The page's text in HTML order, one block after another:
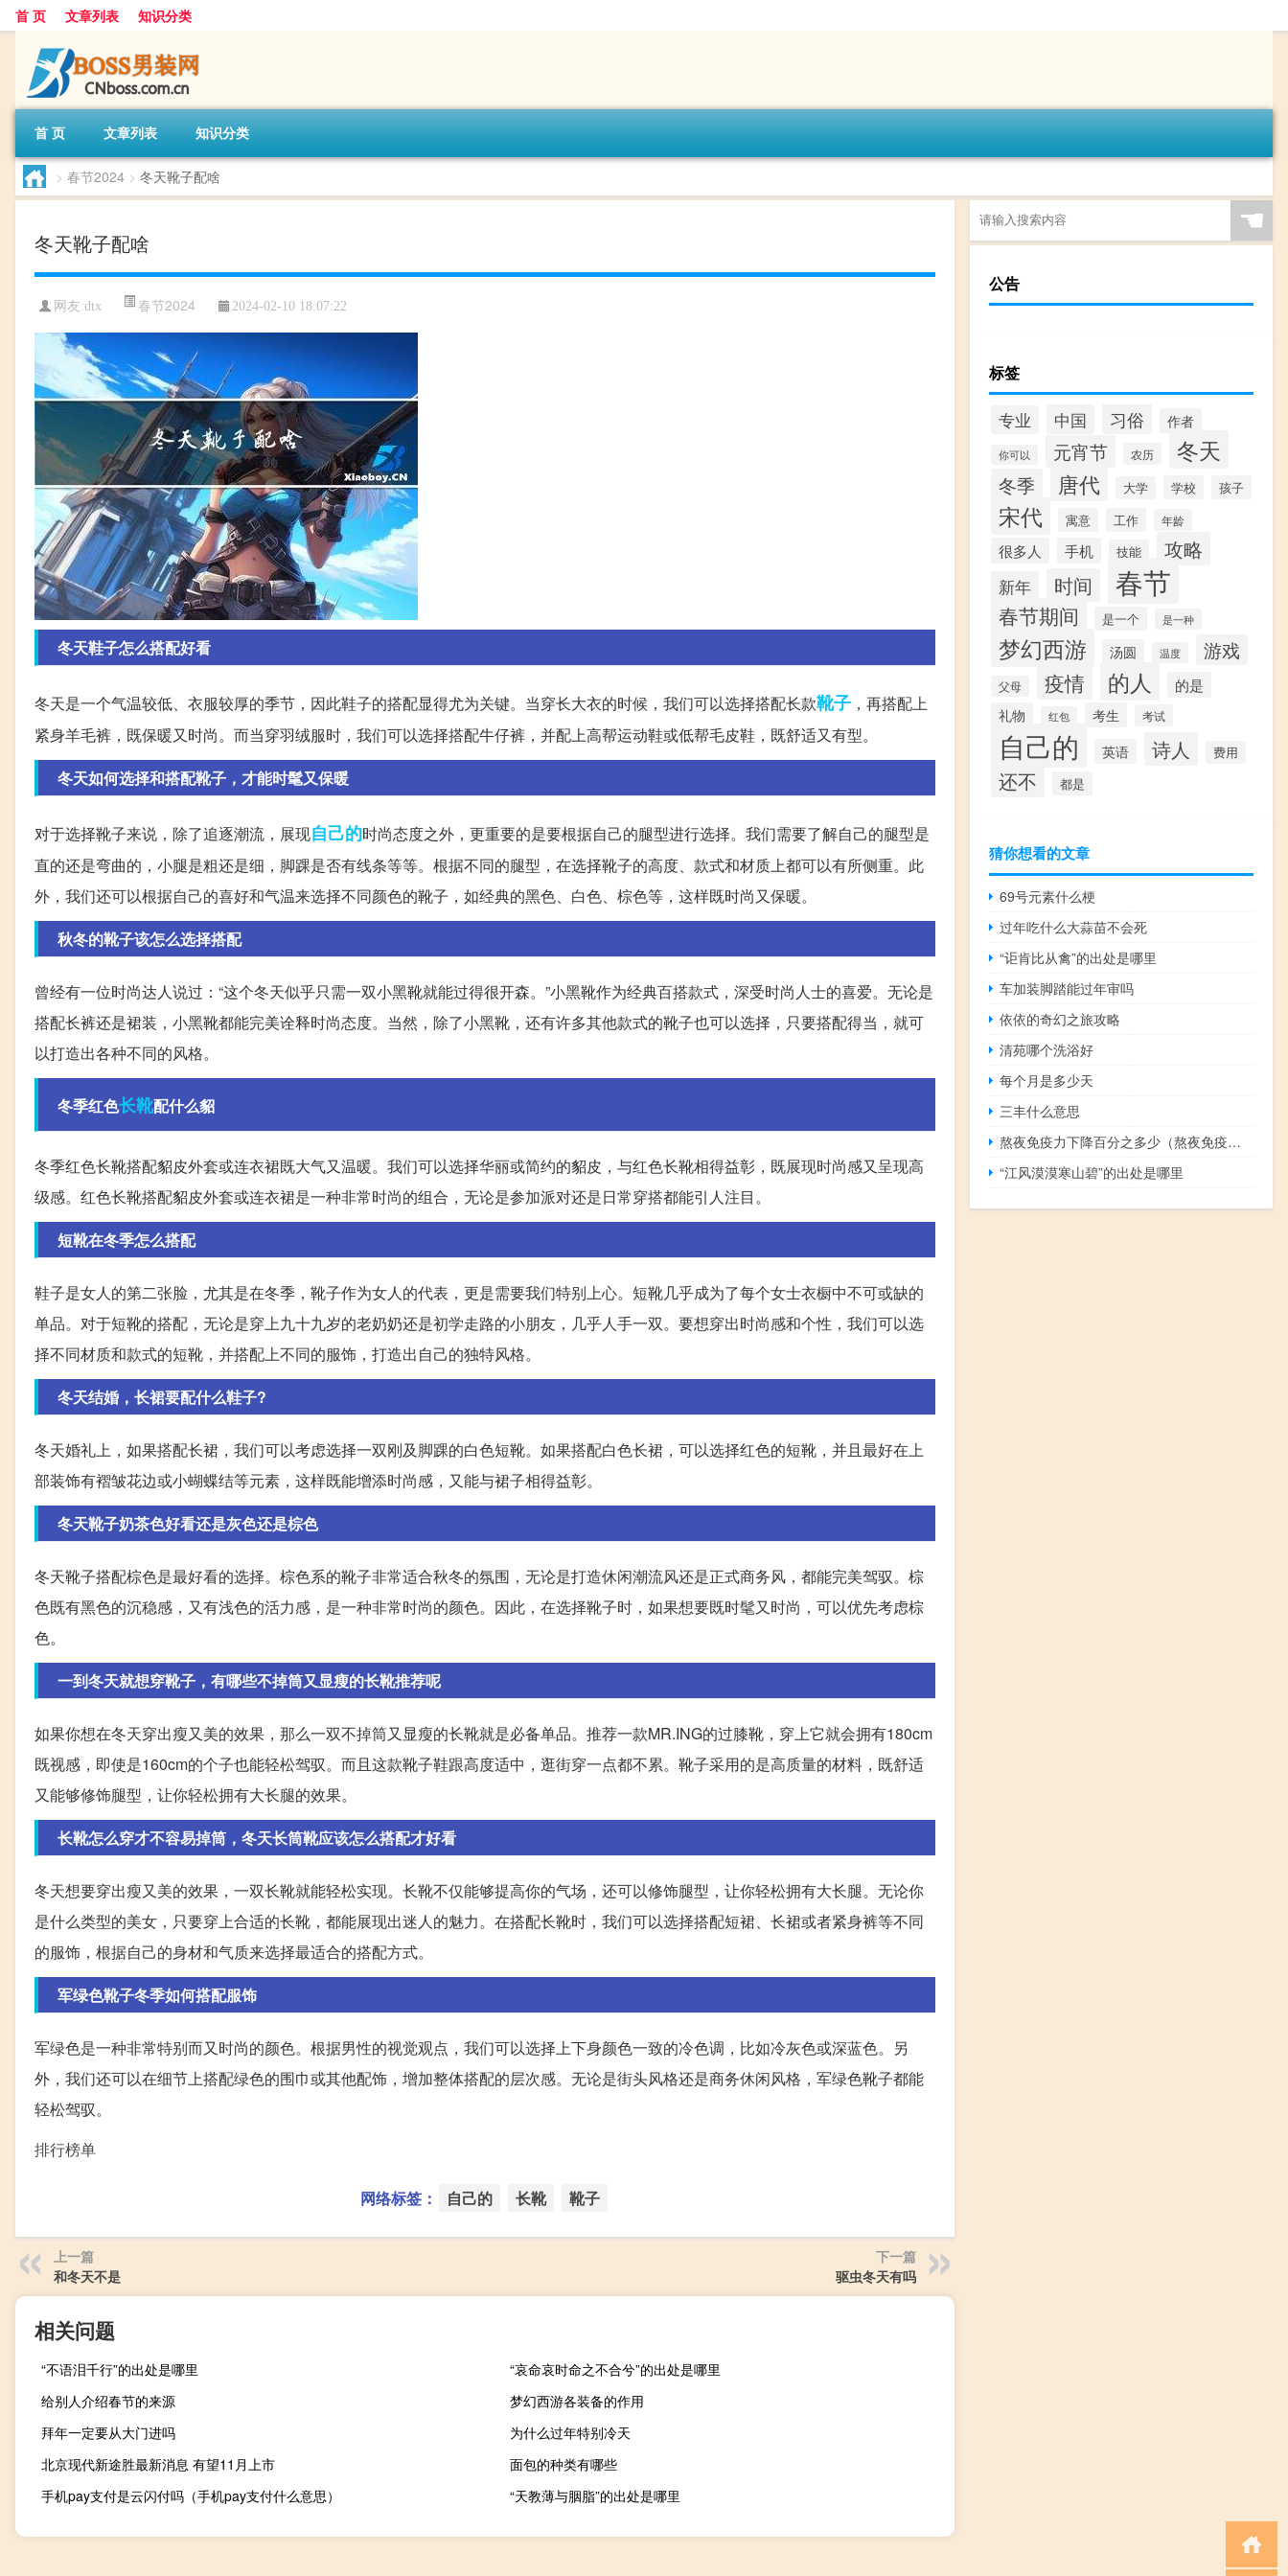
首 页 文章列表 知识分类
首 页 文章列表 知识分类
> 春节2024 > 冬天靴子配啥
冬天靴子配啥
网友:dtx 春节2024 2024-02-10 18:07:22
冬天鞋子怎么搭配好看
冬天是一个气温较低、衣服较厚的季节，因此鞋子的搭配显得尤为关键。当穿长大衣的时候，我们可以选择搭配长款靴子 ，再搭配上
紧身羊毛裤，既保暖又时尚。而当穿羽绒服时，我们可以选择搭配牛仔裤，并配上高帮运动鞋或低帮毛皮鞋，既舒适又有型。
冬天如何选择和搭配靴子，才能时髦又保暖
对于选择靴子来说，除了追逐潮流，展现自己的时尚态度之外，更重要的是要根据自己的腿型进行选择。我们需要了解自己的腿型是
直的还是弯曲的，小腿是粗还是细，脚踝是否有线条等等。根据不同的腿型，在选择靴子的高度、款式和材质上都可以有所侧重。此
外，我们还可以根据自己的喜好和气温来选择不同颜色的靴子，如经典的黑色、白色、棕色等，这样既时尚又保暖。
秋冬的靴子该怎么选择搭配
曾经有一位时尚达人说过：“这个冬天似乎只需一双小黑靴就能过得很开森。”小黑靴作为经典百搭款式，深受时尚人士的喜爱。无论是
搭配长裤还是裙装，小黑靴都能完美诠释时尚态度。当然，除了小黑靴，还有许多其他款式的靴子也可以选择，只要搭配得当，就可
以打造出各种不同的风格。
冬季红色长靴配什么貂
冬季红色长靴搭配貂皮外套或连衣裙既大气又温暖。我们可以选择华丽或简约的貂皮，与红色长靴相得益彰，既展现时尚感又呈现高
级感。红色长靴搭配貂皮外套或连衣裙是一种非常时尚的组合，无论是参加派对还是日常穿搭都能引人注目。
短靴在冬季怎么搭配
鞋子是女人的第二张脸，尤其是在冬季，靴子作为女人的代表，更是需要我们特别上心。短靴几乎成为了每个女士衣橱中不可或缺的
单品。对于短靴的搭配，无论是穿上九十九岁的老奶奶还是初学走路的小朋友，几乎人手一双。要想穿出时尚感和个性，我们可以选
择不同材质和款式的短靴，并搭配上不同的服饰，打造出自己的独特风格。
冬天结婚，长裙要配什么鞋子?
冬天婚礼上，如果搭配长裙，我们可以考虑选择一双刚及脚踝的白色短靴。如果搭配白色长裙，可以选择红色的短靴，并且最好在上
部装饰有褶皱花边或小蝴蝶结等元素，这样既能增添时尚感，又能与裙子相得益彰。
冬天靴子奶茶色好看还是灰色还是棕色
冬天靴子搭配棕色是最好看的选择。棕色系的靴子非常适合秋冬的氛围，无论是打造休闲潮流风还是正式商务风，都能完美驾驭。棕
色既有黑色的沉稳感，又有浅色的活力感，是一种非常时尚的颜色。因此，在选择靴子时，如果想要既时髦又时尚，可以优先考虑棕
色。
一到冬天就想穿靴子，有哪些不掉筒又显瘦的长靴推荐呢
如果你想在冬天穿出瘦又美的效果，那么一双不掉筒又显瘦的长靴就是必备单品。推荐一款MR.ING的过膝靴，穿上它就会拥有180cm
既视感，即使是160cm的个子也能轻松驾驭。而且这款靴子鞋跟高度适中，逛街穿一点都不累。靴子采用的是高质量的材料，既舒适
又能够修饰腿型，让你轻松拥有大长腿的效果。
长靴怎么穿才不容易掉筒，冬天长筒靴应该怎么搭配才好看
冬天想要穿出瘦又美的效果，一双长靴就能轻松实现。长靴不仅能够提高你的气场，还可以修饰腿型，让你轻松拥有大长腿。无论你
是什么类型的美女，只要穿上合适的长靴，都能展现出迷人的魅力。在搭配长靴时，我们可以选择搭配短裙、长裙或者紧身裤等不同
的服饰，根据自己的身材和气质来选择最适合的搭配方式。
军绿色靴子冬季如何搭配服饰
军绿色是一种非常特别而又时尚的颜色。根据男性的视觉观点，我们可以选择上下身颜色一致的冷色调，比如冷灰色或深蓝色。另
外，我们还可以在细节上搭配绿色的围巾或其他配饰，增加整体搭配的层次感。无论是街头风格还是商务休闲风格，军绿色靴子都能
轻松驾驭。
排行榜单
网络标签： 自己的 长靴 靴子
上一篇
和冬天不是
下一篇
驱虫冬天有吗
相关问题
“不语泪千行”的出处是哪里
“哀命哀时命之不合兮”的出处是哪里
给别人介绍春节的来源
梦幻西游各装备的作用
拜年一定要从大门进吗
为什么过年特别冷天
北京现代新途胜最新消息 有望11月上市
面包的种类有哪些
手机pay支付是云闪付吗（手机pay支付什么意思）
“天教薄与胭脂”的出处是哪里
☚
公告
标签
专业 中国 习俗 作者
你可以 元宵节 农历 冬天
冬季 唐代 大学 学校 孩子
宋代 寓意 工作 年龄
很多人 手机 技能 攻略
新年 时间 春节
春节期间 是一个 是一种
梦幻西游 汤圆 温度 游戏
父母 疫情 的人 的是
礼物 红包 考生 考试
自己的 英语 诗人 费用
还不 都是
猜你想看的文章
69号元素什么梗
过年吃什么大蒜苗不会死
“讵肯比从禽”的出处是哪里
车加装脚踏能过年审吗
依依的奇幻之旅攻略
清苑哪个洗浴好
每个月是多少天
三丰什么意思
熬夜免疫力下降百分之多少（熬夜免疫力下降怎么补）
“江风漠漠寒山碧”的出处是哪里